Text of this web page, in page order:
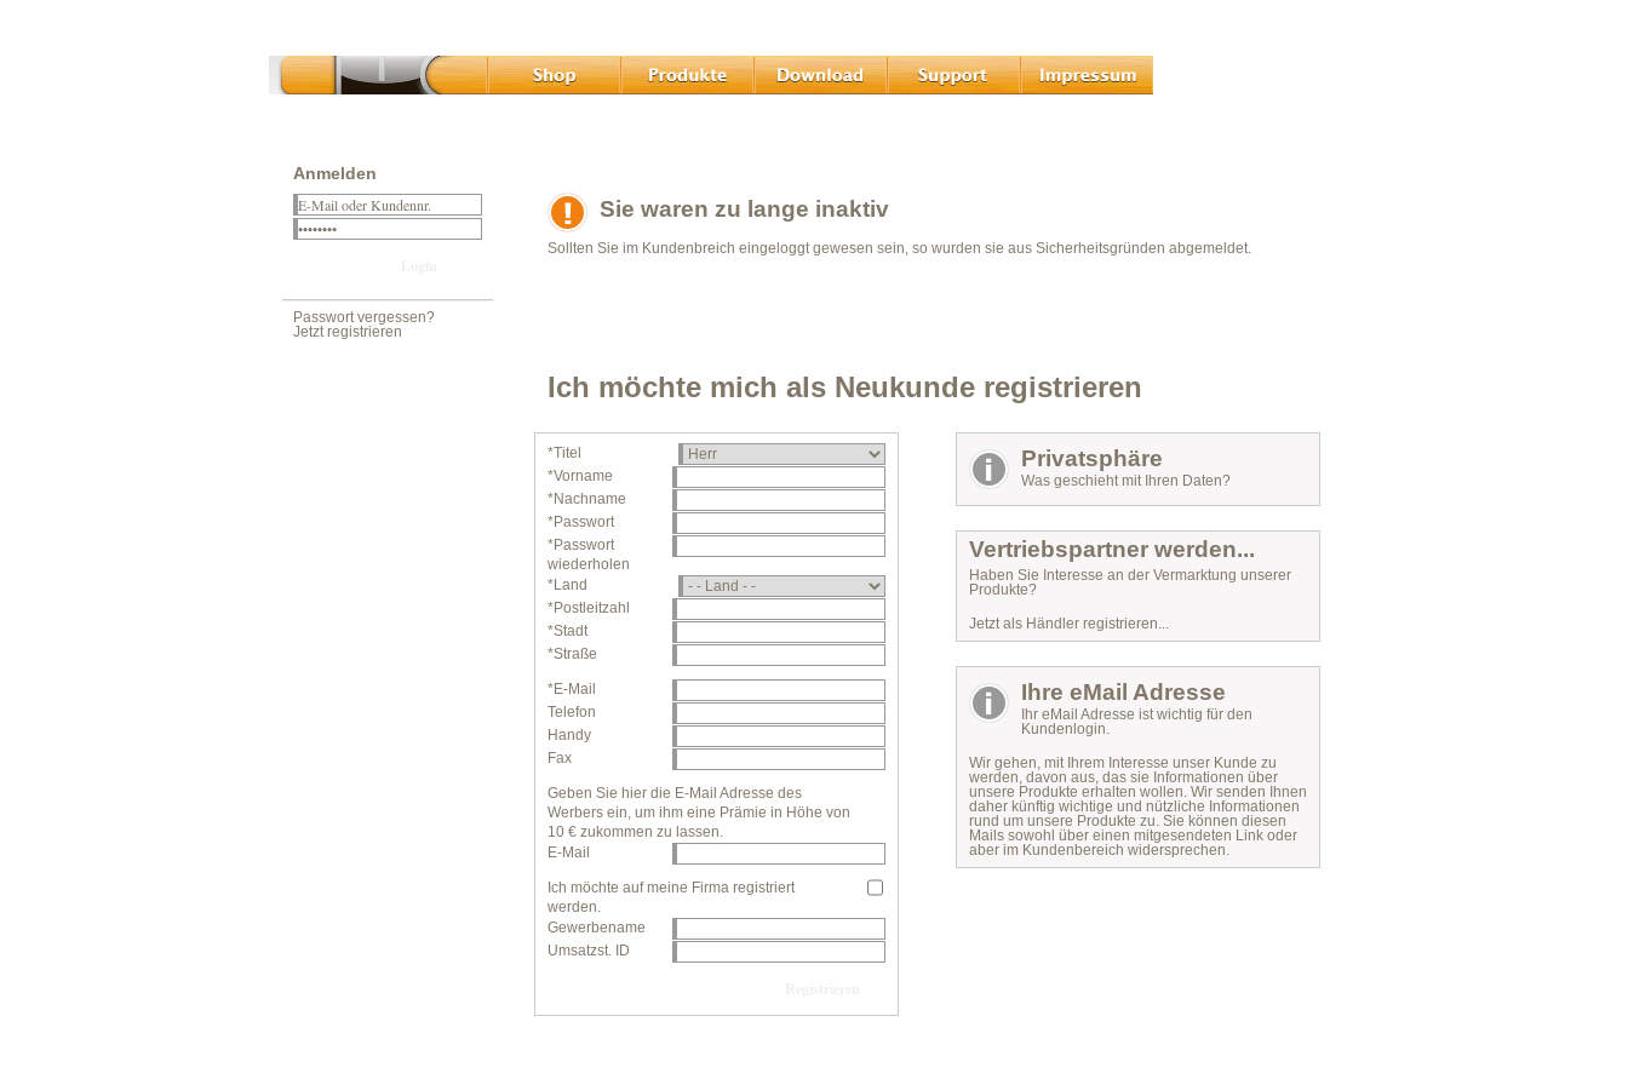
Anmelden
Passwort vergessen?
Jetzt registrieren
Sie waren zu lange inaktiv
Sollten Sie im Kundenbreich eingeloggt gewesen sein, so wurden sie aus Sicherheitsgründen abgemeldet.
Ich möchte mich als Neukunde registrieren
*Titel
*Vorname
*Nachname
*Passwort
*Passwort
wiederholen
*Land
*Postleitzahl
*Stadt
*Straße
*E-Mail
Telefon
Handy
Fax
Geben Sie hier die E-Mail Adresse des
Werbers ein, um ihm eine Prämie in Höhe von
10 € zukommen zu lassen.
E-Mail
Ich möchte auf meine Firma registriert
werden.
Gewerbename
Umsatzst. ID
Privatsphäre
Was geschieht mit Ihren Daten?
Vertriebspartner werden...
Haben Sie Interesse an der Vermarktung unserer
Produkte?
Jetzt als Händler registrieren...
Ihre eMail Adresse
Ihr eMail Adresse ist wichtig für den
Kundenlogin.
Wir gehen, mit Ihrem Interesse unser Kunde zu
werden, davon aus, das sie Informationen über
unsere Produkte erhalten wollen. Wir senden Ihnen
daher künftig wichtige und nützliche Informationen
rund um unsere Produkte zu. Sie können diesen
Mails sowohl über einen mitgesendeten Link oder
aber im Kundenbereich widersprechen.